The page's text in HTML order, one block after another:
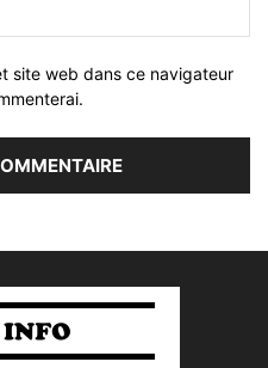
site web dans ce navigateur